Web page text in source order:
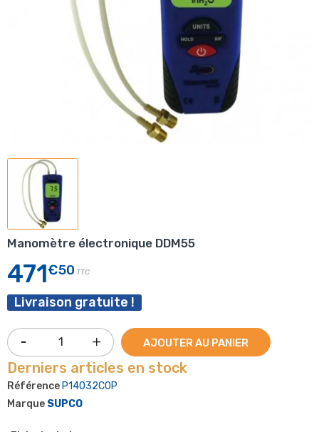
Manomètre électronique DDM55
471€50 TTC
Livraison gratuite !
AJOUTER AU PANIER
Derniers articles en stock
Référence P14032COP
Marque SUPCO